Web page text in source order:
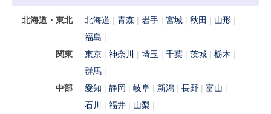
北海道・東北 北海道 青森 岩手 宮城 秋田
山形
福島
関東
東京 神奈川 埼玉 千葉 茨城
栃木
群馬
中部
愛知 静岡 岐阜 新潟 長野
富山
石川
福井
山梨